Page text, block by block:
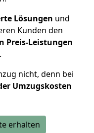
Lösungen und
Kunden den
Preis-Leistungen
nicht, denn bei
Umzugskosten
erhalten